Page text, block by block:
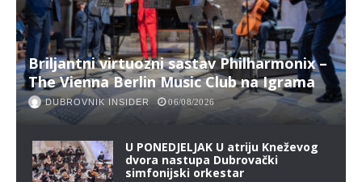
Briljantni virtuozni sastav Philharmonix –
The Vienna Berlin Music Club na Igrama
DUBROVNIK INSIDER 06/08/2026
U PONEDJELJAK U atriju Kneževog
dvora nastupa Dubrovački
simfonijski orkestar